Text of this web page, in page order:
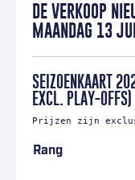
DE VERKOOP
MAANDAG 13
SEIZOENKAART
EXCL. PLAY-OFFS)
Prijzen zijn
Rang